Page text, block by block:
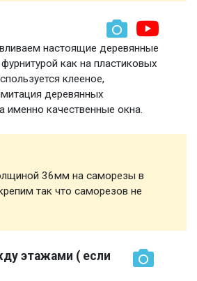
настоящие деревянные
как на пластиковых
клееное,
деревянных
именно качественные окна.
36мм на саморезы в
так что саморезов не
этажами ( если